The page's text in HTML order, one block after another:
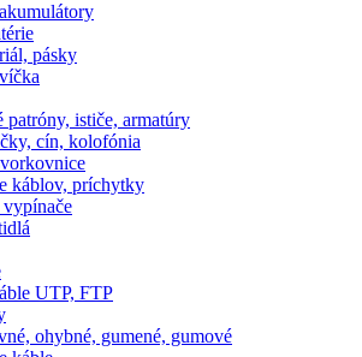
pásky
patróny, ističe, armatúry
cín, kolofónia
káblov, príchytky
UTP, FTP
ohybné, gumené, gumové